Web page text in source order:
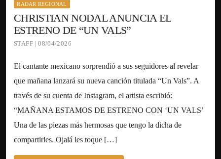
RADAR REGIONAL
CHRISTIAN NODAL ANUNCIA EL
ESTRENO DE “UN VALS”
STAFF | 08/04/2026
El cantante mexicano sorprendió a sus seguidores al revelar
que mañana lanzará su nueva canción titulada “Un Vals”. A
través de su cuenta de Instagram, el artista escribió:
“MAÑANA ESTAMOS DE ESTRENO CON ‘UN VALS’
Una de las piezas más hermosas que tengo la dicha de
compartirles. Ojalá les toque […]